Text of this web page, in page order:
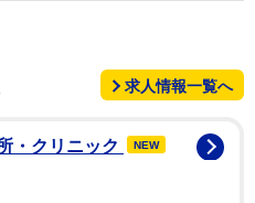
求人情報一覧へ
・クリニック NEW